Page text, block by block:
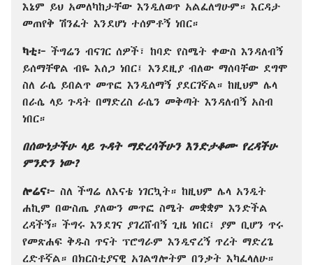
እኔም ይህ አመለካከታቸው እንዲለወጥ አልፈለግሁም። እርዳታ
መጠየቅ ሽንፈት እንደሆነ ተሰምቶኝ ነበር።
ካቲ፦ ችግሬን ብናገር ሰዎች፣ ከባድ የስሜት ቀውስ እንዳለብኝ
ይሰማቸዋል ብዬ እሰጋ ነበር፤ እንደዚያ ብለው ማሰባቸው ደግሞ
ስለ ራሴ ይበልጥ መጥፎ እንዲሰማኝ ያደርገኛል። ከዚህም ሌላ
በራሴ ላይ ጉዳት በማድረስ ራሴን መቅጣት እንዳለብኝ አስብ
ነበር።
በሰውነታችሁ ላይ ጉዳት ማድረሳችሁን እንድታቆሙ የረዳችሁ
ምንድን ነው?
ሎሬና፦ ስለ ችግሬ ለእናቴ ነገርኳት። ከዚህም ሌላ አንዲት
ሐኪም በውስጤ ያለውን መጥፎ ስሜት መቋቋም እንድችል
ረዳችኝ። ችግሩ እንደገና ያገረሸብኝ ጊዜ ነበር፤ ያም ቢሆን ጥሩ
የመጽሐፍ ቅዱስ ጥናት ፕሮግራም እንዲኖረኝ ጥረት ማድረጌ
ረድቶኛል። በክርስቲያናዊ አገልግሎትም በንቃት እካፈላለሁ።